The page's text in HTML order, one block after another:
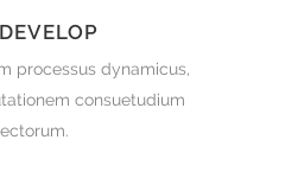
processus dynamicus,
consuetudium